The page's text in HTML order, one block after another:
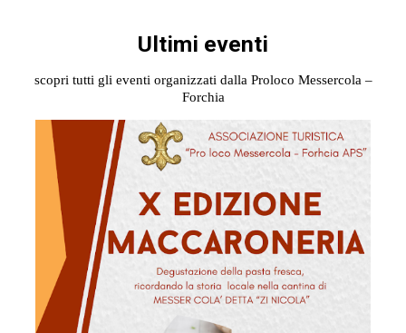
Ultimi eventi
scopri tutti gli eventi organizzati dalla Proloco Messercola –
Forchia